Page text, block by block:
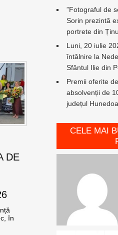
DE
în
”Fotograful de
Sorin prezintă
portrete din
Luni, 20 iulie
întâlnire la
Sfântul Ilie din
Premii oferite
absolvenții de
județul
CELE MAI